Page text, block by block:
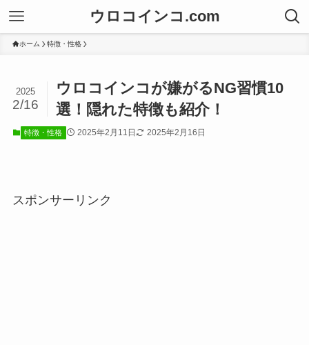
ウロコインコ.com
ホーム 特徴・性格
ウロコインコが嫌がるNG習慣10
選！隠れた特徴も紹介！
2025
2/16
特徴・性格 2025年2月11日 2025年2月16日
スポンサーリンク